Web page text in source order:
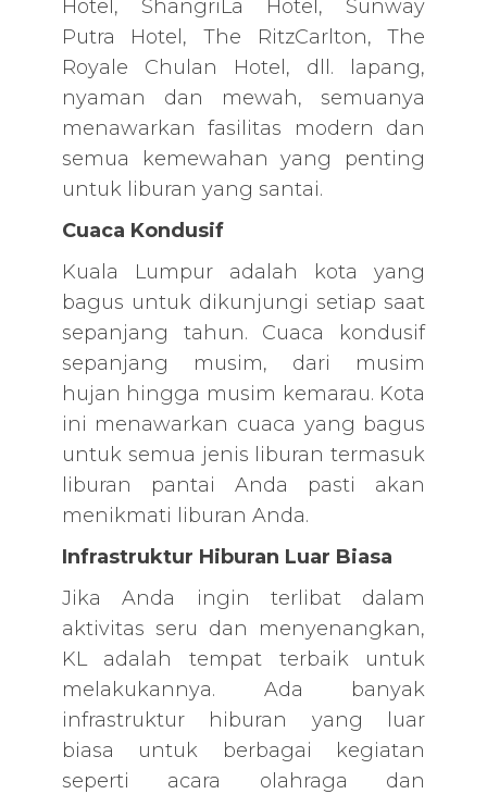
Hotel, ShangriLa Hotel, Sunway
Putra Hotel, The RitzCarlton, The
Royale Chulan Hotel, dll. lapang,
nyaman dan mewah, semuanya
menawarkan fasilitas modern dan
semua kemewahan yang penting
untuk liburan yang santai.
Cuaca Kondusif
Kuala Lumpur adalah kota yang
bagus untuk dikunjungi setiap saat
sepanjang tahun. Cuaca kondusif
sepanjang musim, dari musim
hujan hingga musim kemarau. Kota
ini menawarkan cuaca yang bagus
untuk semua jenis liburan termasuk
liburan pantai Anda pasti akan
menikmati liburan Anda.
Infrastruktur Hiburan Luar Biasa
Jika Anda ingin terlibat dalam
aktivitas seru dan menyenangkan,
KL adalah tempat terbaik untuk
melakukannya. Ada banyak
infrastruktur hiburan yang luar
biasa untuk berbagai kegiatan
seperti acara olahraga dan